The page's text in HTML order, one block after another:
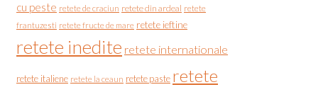
cu peste retete de craciun retete din ardeal retete
frantuzesti retete fructe de mare retete ieftine
retete inedite retete internationale
retete italiene retete la ceaun retete paste retete